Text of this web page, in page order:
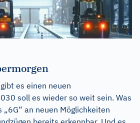
es einen neuen
soll es wieder so weit sein. Was
an neuen Möglichkeiten